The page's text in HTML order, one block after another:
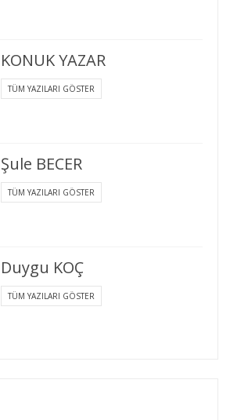
KONUK YAZAR
TÜM YAZILARI GÖSTER
Şule BECER
TÜM YAZILARI GÖSTER
Duygu KOÇ
TÜM YAZILARI GÖSTER